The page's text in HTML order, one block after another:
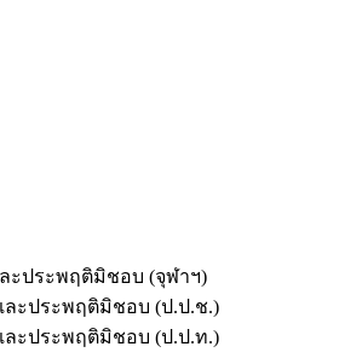
ะประพฤติมิชอบ (จุฬาฯ)
ละประพฤติมิชอบ (ป.ป.ช.)
ละประพฤติมิชอบ (ป.ป.ท.)